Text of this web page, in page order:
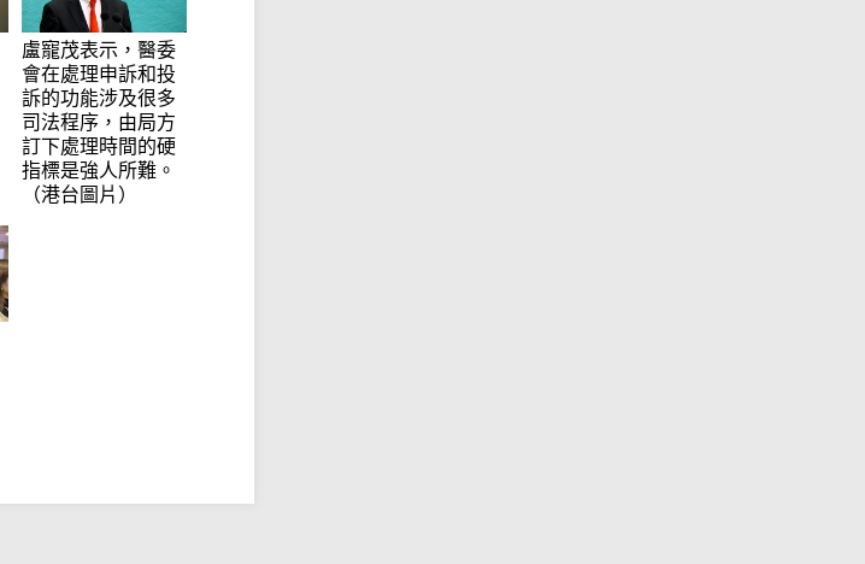
盧寵茂表示，醫委
會在處理申訴和投
訴的功能涉及很多
司法程序，由局方
訂下處理時間的硬
指標是強人所難。
（港台圖片）